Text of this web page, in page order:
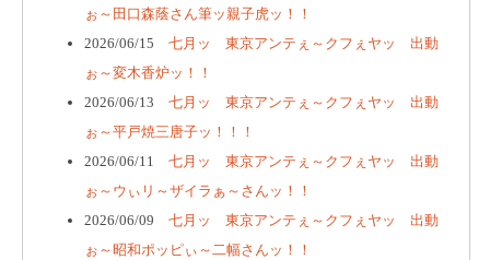
ぉ～田口森蔭さん筆ッ親子虎ッ！！
2026/06/15 七月ッ 東京アンテぇ～クフぇヤッ 出動
ぉ～変木香炉ッ！！
2026/06/13 七月ッ 東京アンテぇ～クフぇヤッ 出動
ぉ～平戸焼三唐子ッ！！！
2026/06/11 七月ッ 東京アンテぇ～クフぇヤッ 出動
ぉ～ウぃリ～ザイラぁ～さんッ！！
2026/06/09 七月ッ 東京アンテぇ～クフぇヤッ 出動
ぉ～昭和ポッピぃ～二幅さんッ！！